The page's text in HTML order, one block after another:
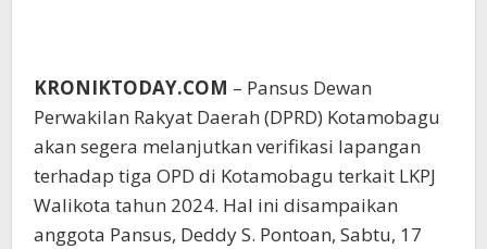
KRONIKTODAY.COM – Pansus Dewan
Perwakilan Rakyat Daerah (DPRD) Kotamobagu
akan segera melanjutkan verifikasi lapangan
terhadap tiga OPD di Kotamobagu terkait LKPJ
Walikota tahun 2024. Hal ini disampaikan
anggota Pansus, Deddy S. Pontoan, Sabtu, 17